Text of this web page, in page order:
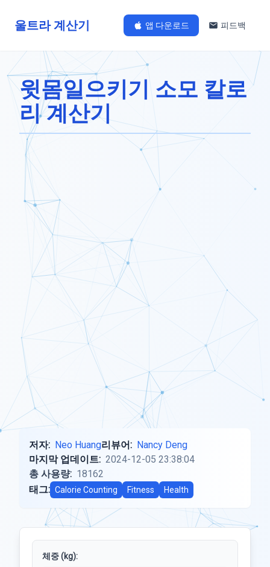
울트라 계산기 앱 다운로드 피드백
윗몸일으키기 소모 칼로
리 계산기
저자: Neo Huang리뷰어: Nancy Deng
마지막 업데이트: 2024-12-05 23:38:04
총 사용량: 18162
태그: Calorie Counting Fitness Health
체중 (kg):